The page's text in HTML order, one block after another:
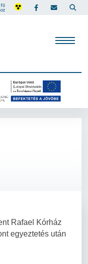
fő
Rafael Kórház
egyeztetés után